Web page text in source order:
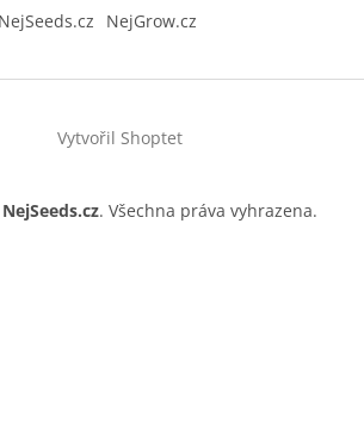
NejSeeds.cz NejGrow.cz
Vytvořil Shoptet
NejSeeds.cz. Všechna práva vyhrazena.